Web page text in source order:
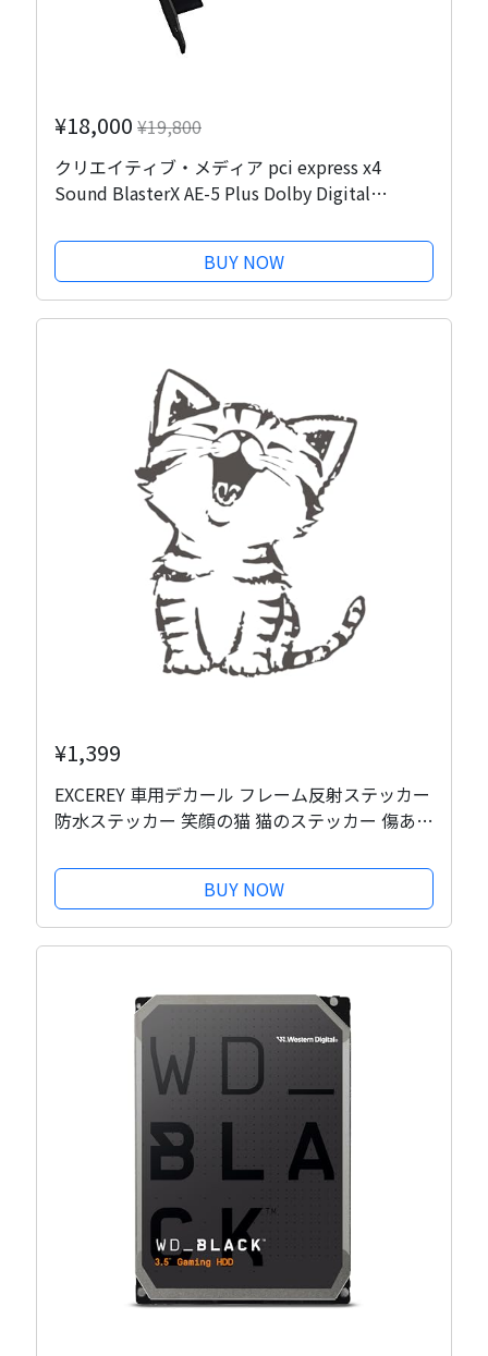
¥18,000 ¥19,800
クリエイティブ・メディア pci express x4
Sound BlasterX AE-5 Plus Dolby Digital
パソコン用
BUY NOW
¥1,399
EXCEREY 車用デカール フレーム反射ステッカー
防水ステッカー 笑顔の猫 猫のステッカー 傷あと
ーション オートバイ デカール ノートパソコン
ステッカー 3枚入りBUY NOW